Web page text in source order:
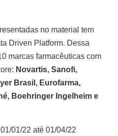
no material tem
Driven Platform. Dessa
marcas farmacêuticas com
Novartis, Sanofi,
Brasil, Eurofarma,
Boehringer Ingelheim e
01/22 até 01/04/22